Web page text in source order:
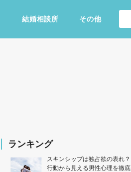
結婚相談所 その他
ランキング
スキンシップは独占欲の表れ？
行動から見える男性心理を徹底